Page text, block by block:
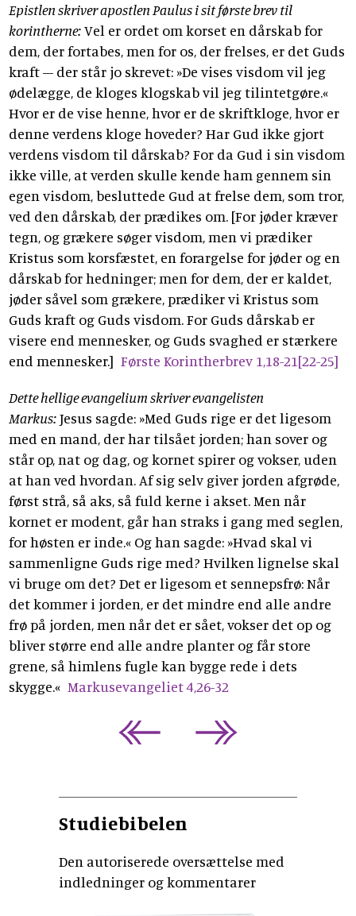
Epistlen skriver apostlen Paulus i sit første brev til
korintherne:Vel er ordet om korset en dårskab for
dem, der fortabes, men for os, der frelses, er det Guds
kraft – der står jo skrevet: »De vises visdom vil jeg
ødelægge, de kloges klogskab vil jeg tilintetgøre.«
Hvor er de vise henne, hvor er de skriftkloge, hvor er
denne verdens kloge hoveder? Har Gud ikke gjort
verdens visdom til dårskab? For da Gud i sin visdom
ikke ville, at verden skulle kende ham gennem sin
egen visdom, besluttede Gud at frelse dem, som tror,
ved den dårskab, der prædikes om. [For jøder kræver
tegn, og grækere søger visdom, men vi prædiker
Kristus som korsfæstet, en forargelse for jøder og en
dårskab for hedninger; men for dem, der er kaldet,
jøder såvel som grækere, prædiker vi Kristus som
Guds kraft og Guds visdom. For Guds dårskab er
visere end mennesker, og Guds svaghed er stærkere
end mennesker.] Første Korintherbrev 1,18-21[22-25]
Dette hellige evangelium skriver evangelisten
Markus:Jesus sagde: »Med Guds rige er det ligesom
med en mand, der har tilsået jorden; han sover og
står op, nat og dag, og kornet spirer og vokser, uden
at han ved hvordan. Af sig selv giver jorden afgrøde,
først strå, så aks, så fuld kerne i akset. Men når
kornet er modent, går han straks i gang med seglen,
for høsten er inde.« Og han sagde: »Hvad skal vi
sammenligne Guds rige med? Hvilken lignelse skal
vi bruge om det? Det er ligesom et sennepsfrø: Når
det kommer i jorden, er det mindre end alle andre
frø på jorden, men når det er sået, vokser det op og
bliver større end alle andre planter og får store
grene, så himlens fugle kan bygge rede i dets
skygge.« Markusevangeliet 4,26-32
Studiebibelen
Den autoriserede oversættelse med
indledninger og kommentarer